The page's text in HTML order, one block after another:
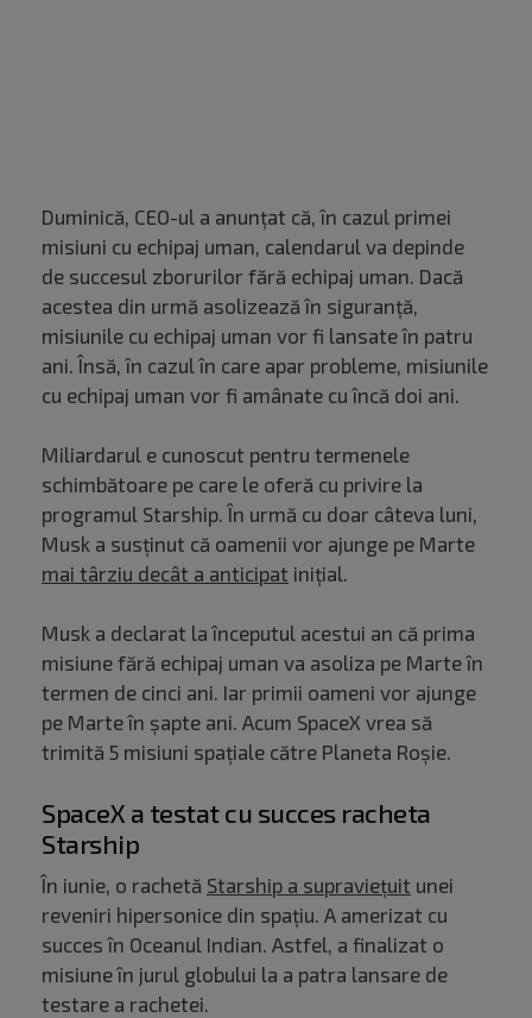
Duminică, CEO-ul a anunţat că, în cazul primei
misiuni cu echipaj uman, calendarul va depinde
de succesul zborurilor fără echipaj uman. Dacă
acestea din urmă asolizează în siguranţă,
misiunile cu echipaj uman vor fi lansate în patru
ani. Însă, în cazul în care apar probleme, misiunile
cu echipaj uman vor fi amânate cu încă doi ani.
Miliardarul e cunoscut pentru termenele
schimbătoare pe care le oferă cu privire la
programul Starship. În urmă cu doar câteva luni,
Musk a susținut că oamenii vor ajunge pe Marte
mai târziu decât a anticipat inițial.
Musk a declarat la începutul acestui an că prima
misiune fără echipaj uman va asoliza pe Marte în
termen de cinci ani. Iar primii oameni vor ajunge
pe Marte în şapte ani. Acum SpaceX vrea să
trimită 5 misiuni spațiale către Planeta Roșie.
SpaceX a testat cu succes racheta
Starship
În iunie, o rachetă Starship a supravieţuit unei
reveniri hipersonice din spaţiu. A amerizat cu
succes în Oceanul Indian. Astfel, a finalizat o
misiune în jurul globului la a patra lansare de
testare a rachetei.